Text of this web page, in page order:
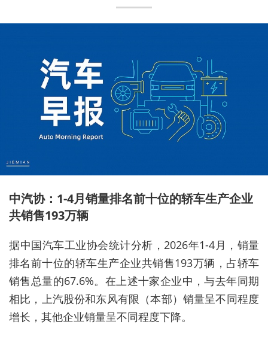
中汽协：1-4月销量排名前十位的轿车生产企业
共销售193万辆
据中国汽车工业协会统计分析， 2026年1-4月， 销量
排名前十位的轿车生产企业共销售193万辆，占轿车
销售总量的67.6%。在上述十家企业中，与去年同期
相比，上汽股份和东风有限（本部）销量呈不同程度
增长，其他企业销量呈不同程度下降。